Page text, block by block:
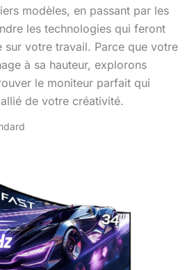
modèles, en passant par les
les technologies qui feront
sur votre travail. Parce que votre
à sa hauteur, explorons
le moniteur parfait qui
de votre créativité.